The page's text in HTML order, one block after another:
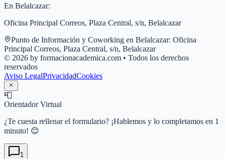
En Belalcazar:
Oficina Principal Correos, Plaza Central, s/n, Belalcazar
Punto de Información y Coworking en Belalcazar: Oficina
Principal Correos, Plaza Central, s/n, Belalcazar
© 2026 by formacionacademica.com • Todos los derechos
reservados
Aviso LegalPrivacidadCookies
📮
Orientador Virtual
¿Te cuesta rellenar el formulario? ¡Hablemos y lo completamos en 1
minuto! 😊
1